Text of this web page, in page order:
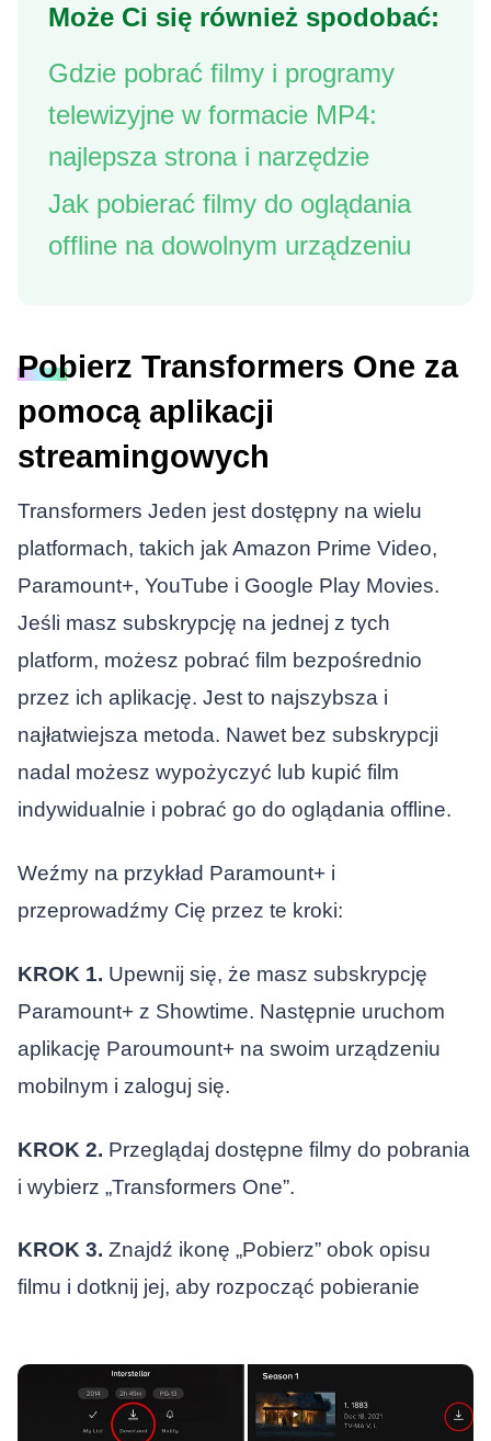
Może Ci się również spodobać:
Gdzie pobrać filmy i programy
telewizyjne w formacie MP4:
najlepsza strona i narzędzie
Jak pobierać filmy do oglądania
offline na dowolnym urządzeniu
Pobierz Transformers One za
pomocą aplikacji
streamingowych
Transformers Jeden jest dostępny na wielu
platformach, takich jak Amazon Prime Video,
Paramount+, YouTube i Google Play Movies.
Jeśli masz subskrypcję na jednej z tych
platform, możesz pobrać film bezpośrednio
przez ich aplikację. Jest to najszybsza i
najłatwiejsza metoda. Nawet bez subskrypcji
nadal możesz wypożyczyć lub kupić film
indywidualnie i pobrać go do oglądania offline.
Weźmy na przykład Paramount+ i
przeprowadźmy Cię przez te kroki:
KROK 1. Upewnij się, że masz subskrypcję
Paramount+ z Showtime. Następnie uruchom
aplikację Paroumount+ na swoim urządzeniu
mobilnym i zaloguj się.
KROK 2. Przeglądaj dostępne filmy do pobrania
i wybierz „Transformers One”.
KROK 3. Znajdź ikonę „Pobierz” obok opisu
filmu i dotknij jej, aby rozpocząć pobieranie